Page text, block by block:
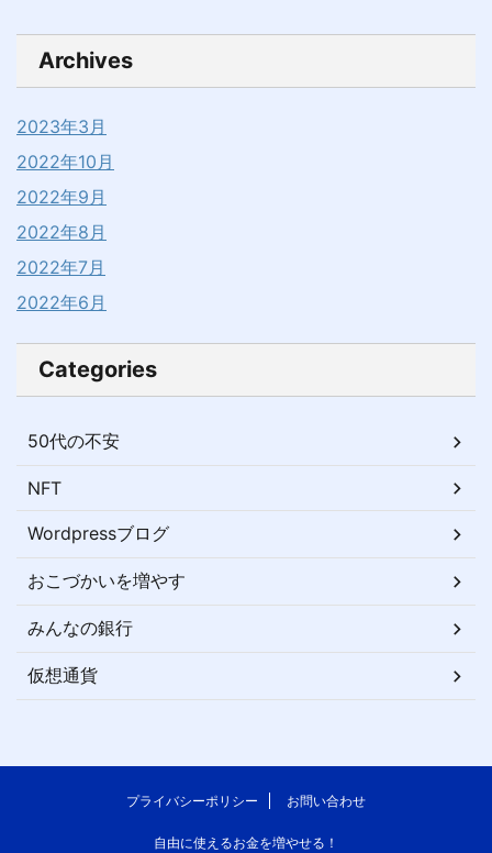
Archives
2023年3月
2022年10月
2022年9月
2022年8月
2022年7月
2022年6月
Categories
50代の不安
NFT
Wordpressブログ
おこづかいを増やす
みんなの銀行
仮想通貨
プライバシーポリシー お問い合わせ
自由に使えるお金を増やせる！